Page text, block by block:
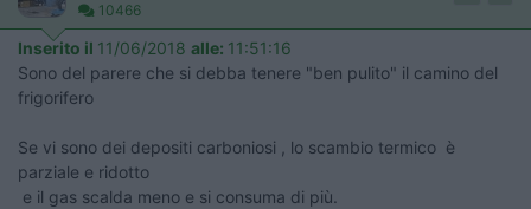
10466
Inserito il 11/06/2018 alle: 11:51:16
Sono del parere che si debba tenere "ben pulito" il camino del
frigorifero
Se vi sono dei depositi carboniosi , lo scambio termico è
parziale e ridotto
e il gas scalda meno e si consuma di più.